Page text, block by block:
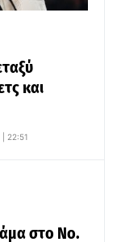
και
22:51
στο Νο.